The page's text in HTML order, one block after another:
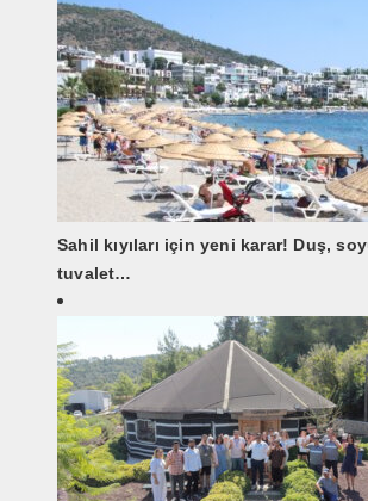
Sahil kıyıları için yeni karar! Duş,
tuvalet…